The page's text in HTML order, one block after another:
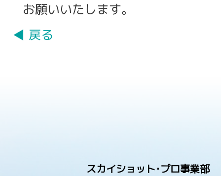
お願いいたします。
◀ 戻る
スカイショット･プロ事業部